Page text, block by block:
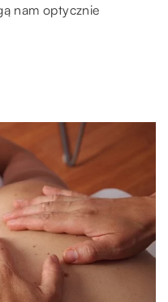
nam optycznie